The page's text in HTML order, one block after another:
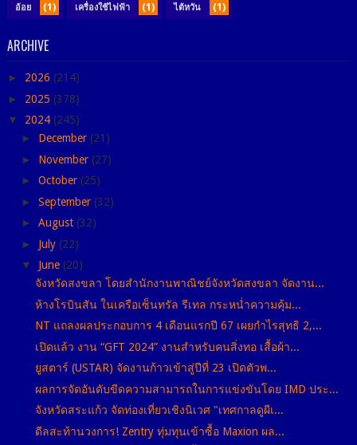
อ้อย (1) เครื่องใช้ไฟฟ้า (1) ไต้หวัน (1)
ARCHIVE
► 2026 (214)
► 2025 (378)
▼ 2024 (245)
► December (21)
► November (27)
► October (25)
► September (32)
► August (32)
► July (22)
▼ June (20)
จังหวัดสงขลา โดยสำนักงานพาณิชย์จังหวัดสงขลา จัดงาน...
ห้างโรบินสัน ในเครือเซ็นทรัล รีเทล กระหน่ำความคุ้ม...
NT แถลงผลประกอบการ 4 เดือนแรกปี 67 เผยกำไรสุทธิ 2,...
เปิดแล้ว งาน “GFT 2024” งานสำหรับคนสิ่งทอ เสื้อผ้า...
ยูสตาร์ (USTAR) จัดงานก้าวเข้าสู่ปีที่ 23 เปิดตัวพ...
ผลการจัดอันดับขีดความสามารถในการแข่งขันโดย IMD ประ...
จังหวัดสระแก้ว จัดท่องเที่ยวเชิงนิเวศ "เทศกาลดูผีเ...
ดีลสะท้านวงการ! Zentry ทุ่มทุนเข้าซื้อ Maxion ผล...